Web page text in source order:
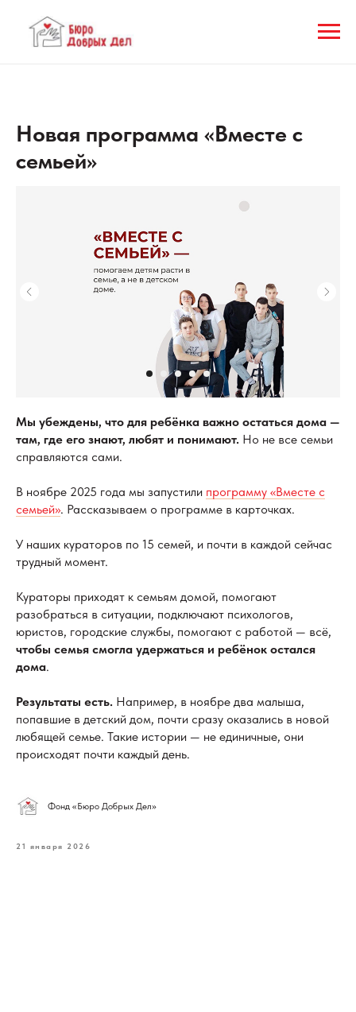
Новая программа «Вместе с
семьей»
Мы убеждены, что для ребёнка важно остаться дома —
там, где его знают, любят и понимают. Но не все семьи
справляются сами.
В ноябре 2025 года мы запустили программу «Вместе с
семьей». Рассказываем о программе в карточках.
У наших кураторов по 15 семей, и почти в каждой сейчас
трудный момент.
Кураторы приходят к семьям домой, помогают
разобраться в ситуации, подключают психологов,
юристов, городские службы, помогают с работой — всё,
чтобы семья смогла удержаться и ребёнок остался
дома.
Результаты есть. Например, в ноябре два малыша,
попавшие в детский дом, почти сразу оказались в новой
любящей семье. Такие истории — не единичные, они
происходят почти каждый день.
Фонд «Бюро Добрых Дел»
21 января 2026